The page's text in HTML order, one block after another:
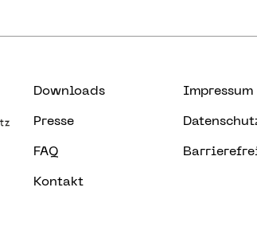
Downloads
Presse
FAQ
Kontakt
Impressum